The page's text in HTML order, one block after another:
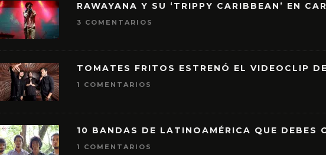
RAWAYANA Y SU ‘TRIPPY CARIBBEAN’ EN
3 COMENTARIOS
TOMATES FRITOS ESTRENÓ EL VIDEOCLIP
1 COMENTARIOS
10 BANDAS DE LATINOAMÉRICA QUE DEBES
1 COMENTARIOS